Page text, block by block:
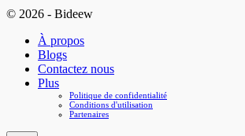
© 2026 - Bideew
À propos
Blogs
Contactez nous
Plus
Politique de confidentialité
Conditions d'utilisation
Partenaires